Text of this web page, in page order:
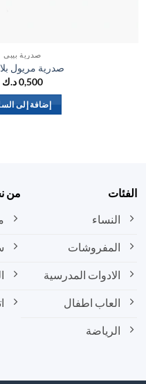
صدرية بيبي
صدرية مريول
0,500د.ك
إضافة إلى
الفئات
النساء
المفروشات
الادوات المدرسية
العاب اطفال
الرياضة
من